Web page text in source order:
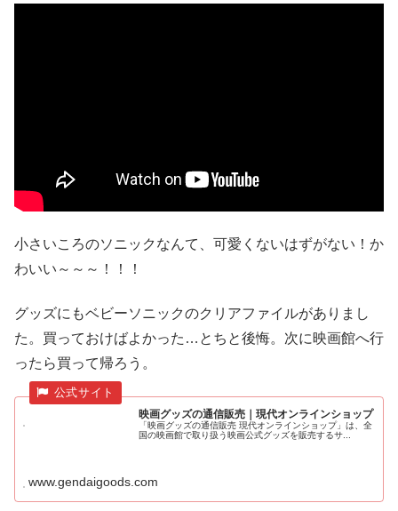
小さいころのソニックなんて、可愛くないはずがない！か
わいい～～～！！！
グッズにもベビーソニックのクリアファイルがありまし
た。買っておけばよかった…とちと後悔。次に映画館へ行
ったら買って帰ろう。
映画グッズの通信販売｜現代オンラインショップ
「映画グッズの通信販売 現代オンラインショップ」は、全
国の映画館で取り扱う映画公式グッズを販売するサ...
www.gendaigoods.com